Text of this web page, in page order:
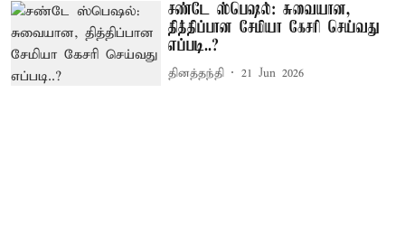
சண்டே ஸ்பெஷல்: சுவையான,
தித்திப்பான சேமியா கேசரி செய்வது
எப்படி..?
தினத்தந்தி 21 Jun 2026